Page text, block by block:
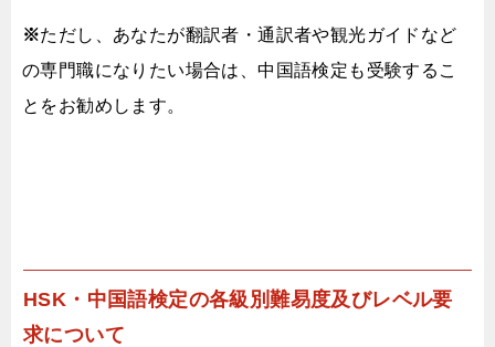
※ただし、あなたが翻訳者・通訳者や観光ガイドなど
の専門職になりたい場合は、中国語検定も受験するこ
とをお勧めします。
HSK・中国語検定の各級別難易度及びレベル要
求について